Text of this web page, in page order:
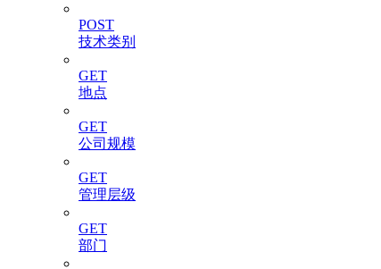
POST
技术类别
GET
地点
GET
公司规模
GET
管理层级
GET
部门